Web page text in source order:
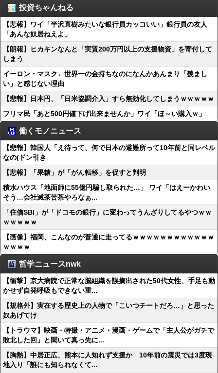
投資ちゃんねる
【悲報】ワイ「半沢直樹みたいな銀行員カッコいい」銀行員の友人
「あんな奴居ねえよ」
【朗報】ヒカキンなんと「実質200万円以上の支援物資」を寄付して
しまう
イーロン・マスク←世界一の金持ちなのになんかあんまり「羨まし
い」と感じない理由
【悲報】日本円、「日米協調介入」すら無効化してしまうｗｗｗｗｗ
フリマ民「あと500円値下げ出来ませんか」ワイ「ほ～い購入ｗ」
働くモノニュース
【悲報】韓国人「え待って、何で日本の避難所って10年前と同レベル
なの(ドン引き
【悲報】「果糖」が「がん転移」を促すと判明
積水ハウス「地面師に55億円騙し取られた…」 ワイ「はえーかわい
そう…会社滅茶苦茶やろなぁ...
「住信SBI」が「ドコモの銀行」に変わってうんざりしてるやつｗｗ
ｗｗｗｗｗ
【画像】福岡、こんなのが普通に走ってるｗｗｗｗｗｗｗｗｗｗｗｗ
ｗｗｗｗ
哲学ニュースnwk
【衝撃】京大病院で正常な脳組織を誤摘出された50代女性、手足も動
かせず自発呼吸もできない重...
【規格外】実在する歴史上の人物で「こいつチートだろ…」と思った
奴あげてけ
【トラウマ】映画・特撮・アニメ・漫画・ゲームで「主人公がガチで
敗北した回」と聞いて真っ先に...
【胸熱】中居正広、熊本に人知れず支援か 10年前の震災では3度現
地入り「誰にも知られなくて...